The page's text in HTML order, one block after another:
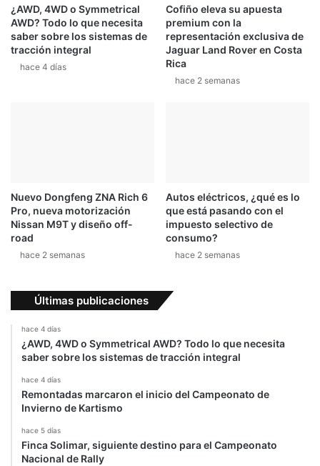
¿AWD, 4WD o Symmetrical
AWD? Todo lo que necesita
saber sobre los sistemas de
tracción integral
hace 4 días
Cofiño eleva su apuesta
premium con la
representación exclusiva de
Jaguar Land Rover en Costa
Rica
hace 2 semanas
Nuevo Dongfeng ZNA Rich 6
Pro, nueva motorización
Nissan M9T y diseño off-
road
hace 2 semanas
Autos eléctricos, ¿qué es lo
que está pasando con el
impuesto selectivo de
consumo?
hace 2 semanas
Últimas publicaciones
hace 4 días
¿AWD, 4WD o Symmetrical AWD? Todo lo que necesita
saber sobre los sistemas de tracción integral
hace 4 días
Remontadas marcaron el inicio del Campeonato de
Invierno de Kartismo
hace 5 días
Finca Solimar, siguiente destino para el Campeonato
Nacional de Rally